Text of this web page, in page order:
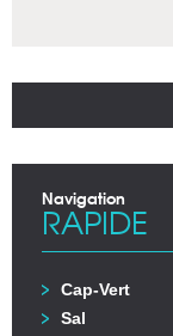
Navigation
RAPIDE
Cap-Vert
Sal